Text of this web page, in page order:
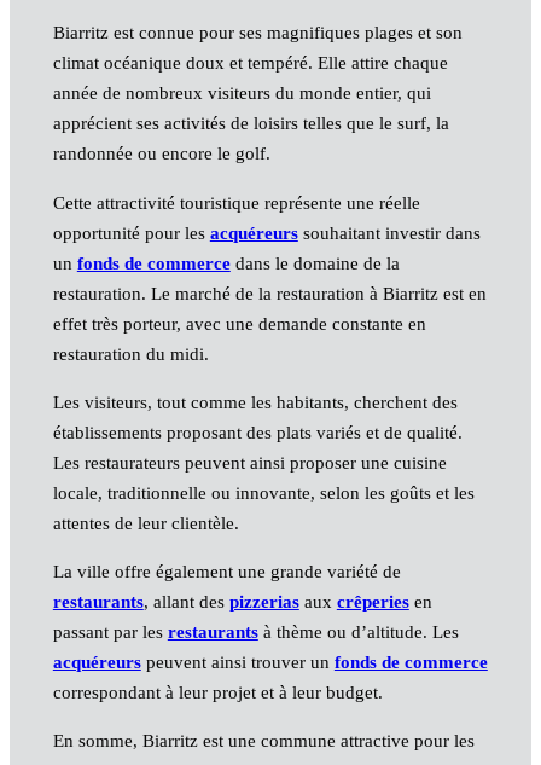
Biarritz est connue pour ses magnifiques plages et son
climat océanique doux et tempéré. Elle attire chaque
année de nombreux visiteurs du monde entier, qui
apprécient ses activités de loisirs telles que le surf, la
randonnée ou encore le golf.
Cette attractivité touristique représente une réelle
opportunité pour les acquéreurssouhaitant investir dans
un fonds de commercedans le domaine de la
restauration. Le marché de la restauration à Biarritz est en
effet très porteur, avec une demande constante en
restauration du midi.
Les visiteurs, tout comme les habitants, cherchent des
établissements proposant des plats variés et de qualité.
Les restaurateurs peuvent ainsi proposer une cuisine
locale, traditionnelle ou innovante, selon les goûts et les
attentes de leur clientèle.
La ville offre également une grande variété de
restaurants, allant des pizzeriasaux crêperiesen
passant par les restaurantsà thème ou d’altitude. Les
acquéreurspeuvent ainsi trouver un fonds de commerce
correspondant à leur projet et à leur budget.
En somme, Biarritz est une commune attractive pour les